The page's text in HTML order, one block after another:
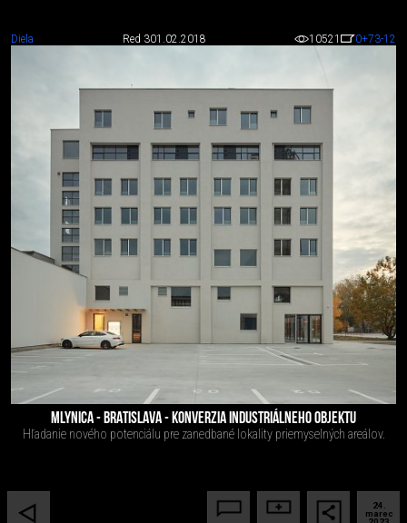
Diela Red 301.02.2018 10521 0+73-12
MLYNICA - BRATISLAVA - KONVERZIA INDUSTRIÁLNEHO OBJEKTU
Hľadanie nového potenciálu pre zanedbané lokality priemyselných areálov.
24.
marec